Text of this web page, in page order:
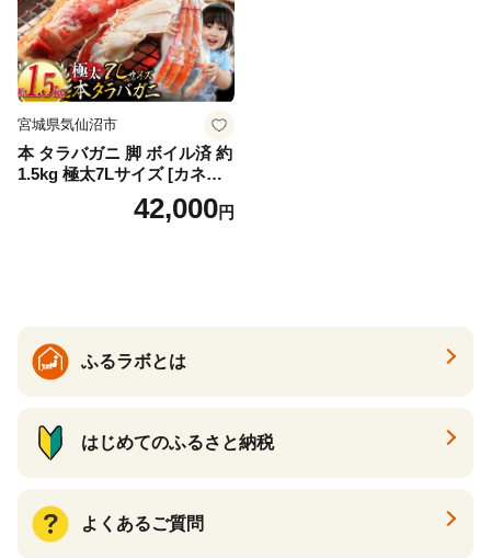
宮城県気仙沼市
本 タラバガニ 脚 ボイル済 約
1.5kg 極太7Lサイズ [カネダ
イ 宮城県 気仙沼市 2056432
6] カニ かに 蟹 たらばがに た
42,000円
ふるラボとは
はじめてのふるさと納税
よくあるご質問